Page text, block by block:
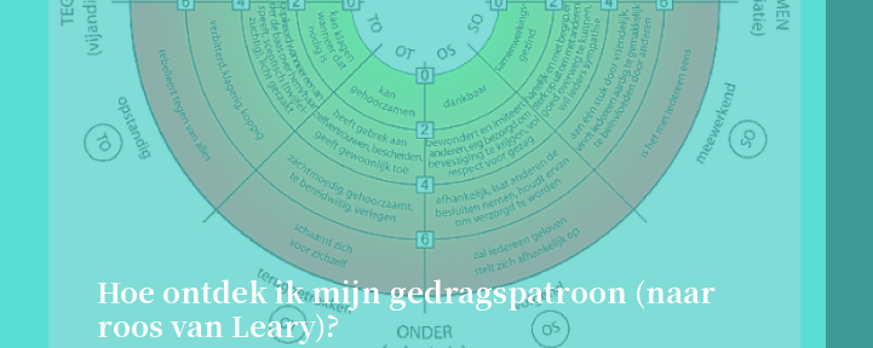
Hoe ontdek ik mijn gedragspatroon (naar
roos van Leary)?